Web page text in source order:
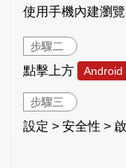
使用手機內建瀏
步驟二
點擊上方 Android
步驟三
設定 > 安全性 >